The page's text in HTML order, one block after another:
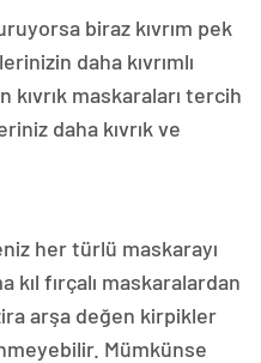
biraz kıvrım pek
daha kıvrımlı
kıvrık maskaraları tercih
daha kıvrık ve
her türlü maskarayı
kıl fırçalı maskaralardan
arşa değen kirpikler
Mümkünse